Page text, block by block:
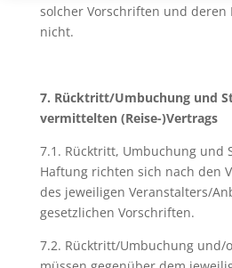
solcher Vorschriften und deren
nicht.
7. Rücktritt/Umbuchung und
vermittelten (Reise-)Vertrags
7.1. Rücktritt, Umbuchung und
Haftung richten sich nach den
des jeweiligen Veranstalters/
gesetzlichen Vorschriften.
7.2. Rücktritt/Umbuchung und/